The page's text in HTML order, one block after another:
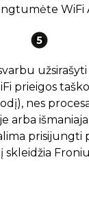
WiFi
prieigos
nes
arba
prisijungti
skleidžia